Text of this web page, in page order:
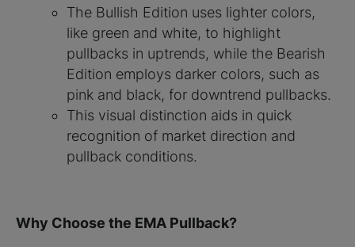
The Bullish Edition uses lighter colors,
like green and white, to highlight
pullbacks in uptrends, while the Bearish
Edition employs darker colors, such as
pink and black, for downtrend pullbacks.
This visual distinction aids in quick
recognition of market direction and
pullback conditions.
Why Choose the EMA Pullback?